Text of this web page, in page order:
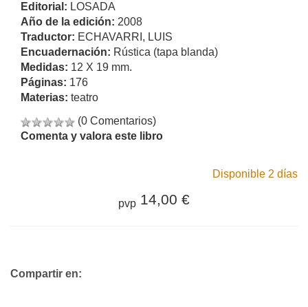
Editorial: LOSADA
Año de la edición: 2008
Traductor: ECHAVARRI, LUIS
Encuadernación: Rústica (tapa blanda)
Medidas: 12 X 19 mm.
Páginas: 176
Materias: teatro
(0 Comentarios)
Comenta y valora este libro
Disponible 2 días
pvp 14,00 €
Compartir en: